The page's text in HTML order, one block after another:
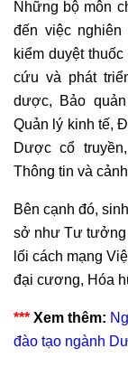
Những bộ môn
đến việc
kiểm duyệt
cứu và phát
dược, Bảo
Quản lý kinh tế,
Dược cổ
Thông tin và
Bên cạnh đó,
sở như Tư tưởng
lối cách mạng
đại cương, Hóa
*** Xem thêm:
đào tạo ngành